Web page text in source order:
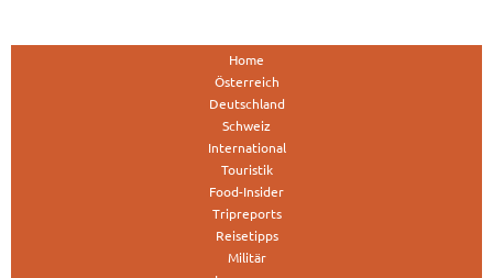
Home
Österreich
Deutschland
Schweiz
International
Touristik
Food-Insider
Tripreports
Reisetipps
Militär